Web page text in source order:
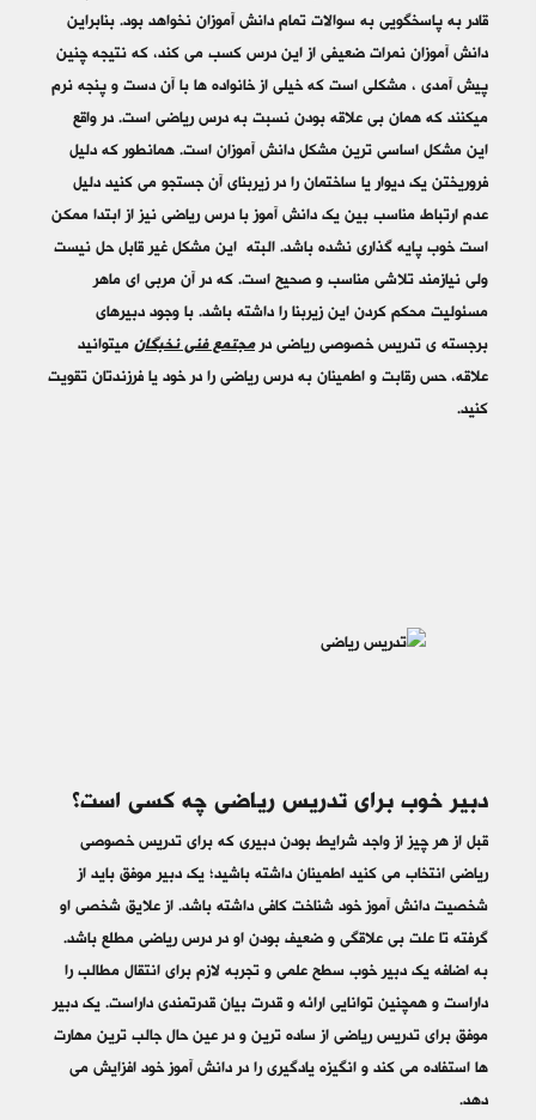
قادر به پاسخگویی به سوالات تمام دانش آموزان نخواهد بود. بنابراین
دانش آموزان نمرات ضعیفی از این درس کسب می کند، که نتیجه چنین
پیش آمدی ، مشکلی است که خیلی از خانواده ها با آن دست و پنجه نرم
میکنند که همان بی علاقه بودن نسبت به درس ریاضی است. در واقع
این مشکل اساسی ترین مشکل دانش آموزان است. همانطور که دلیل
فروریختن یک دیوار یا ساختمان را در زیربنای آن جستجو می کنید دلیل
عدم ارتباط مناسب بین یک دانش آموز با درس ریاضی نیز از ابتدا ممکن
است خوب پایه گذاری نشده باشد. البته این مشکل غیر قابل حل نیست
ولی نیازمند تلاشی مناسب و صحیح است. که در آن مربی ای ماهر
مسئولیت محکم کردن این زیربنا را داشته باشد. با وجود دبیرهای
برجسته ی تدریس خصوصی ریاضی درمجتمع فنی نخبگان میتوانید
علاقه، حس رقابت و اطمینان به درس ریاضی را در خود یا فرزندتان تقویت
کنید.
دبیر خوب برای تدریس ریاضی چه کسی است؟
قبل از هر چیز از واجد شرایط بودن دبیری که برای تدریس خصوصی
ریاضی انتخاب می کنید اطمینان داشته باشید؛ یک دبیر موفق باید از
شخصیت دانش آموز خود شناخت کافی داشته باشد. از علایق شخصی او
گرفته تا علت بی علاقگی و ضعیف بودن او در درس ریاضی مطلع باشد.
به اضافه یک دبیر خوب سطح علمی و تجربه لازم برای انتقال مطالب را
داراست و همچنین توانایی ارائه و قدرت بیان قدرتمندی داراست. یک دبیر
موفق برای تدریس ریاضی از ساده ترین و در عین حال جالب ترین مهارت
ها استفاده می کند و انگیزه یادگیری را در دانش آموز خود افزایش می
دهد.